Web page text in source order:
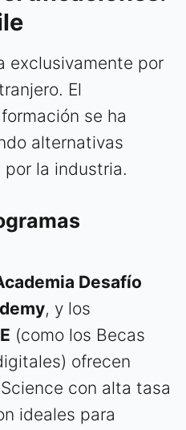
exclusivamente por
El
se ha
alternativas
la industria.
Desafío
, y los
(como los Becas
ofrecen
con alta tasa
ideales para